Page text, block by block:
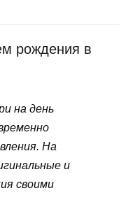
рождения в
на день
На
и
своими